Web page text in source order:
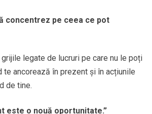
concentrez pe ceea ce pot
legate de lucruri pe care nu le poți
te ancorează în prezent și în acțiunile
de tine.
este o nouă oportunitate.”